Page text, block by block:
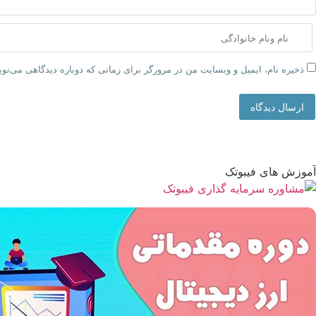
ذخیره نام، ایمیل و وبسایت من در مرورگر برای زمانی که دوباره دیدگاهی
ارسال دیدگاه
آموزش های فیبوتک